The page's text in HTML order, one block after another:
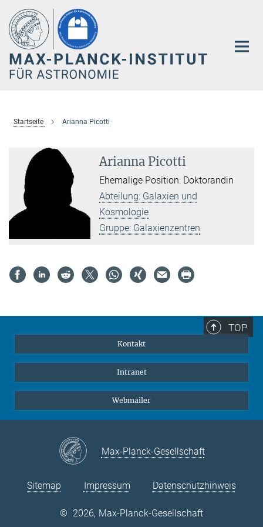
Hauptinhalt
Startseite Arianna Picotti
Arianna Picotti
Ehemalige Position: Doktorandin
Abteilung: Galaxien und
Kosmologie
Gruppe: Galaxienzentren
TOP
Kontakt
Intranet
Webmailer
Max-Planck-Gesellschaft
Sitemap Impressum Datenschutzhinweis
© 2026, Max-Planck-Gesellschaft